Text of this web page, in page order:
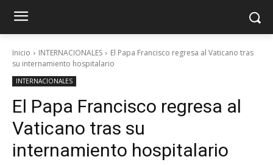
Inicio INTERNACIONALES
El Papa Francisco regresa al Vaticano tras
su internamiento hospitalario
INTERNACIONALES
El Papa Francisco regresa al
Vaticano tras su
internamiento hospitalario